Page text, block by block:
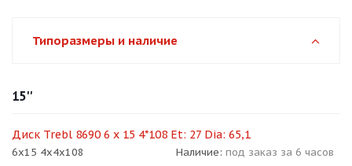
Типоразмеры и наличие
15''
Диск Trebl 8690 6 x 15 4*108 Et: 27 Dia: 65,1
6x15 4x4x108 Наличие: под заказ за 6 часов
Остались вопросы?